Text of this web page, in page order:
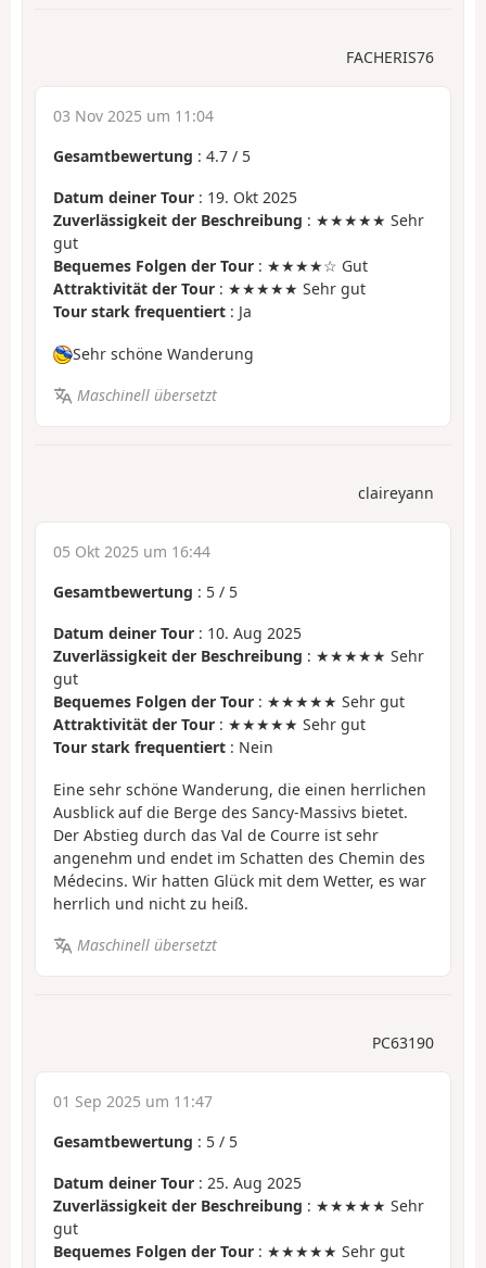
FACHERIS76
03 Nov 2025 um 11:04
Gesamtbewertung : 4.7 / 5
Datum deiner Tour : 19. Okt 2025
Zuverlässigkeit der Beschreibung : ★★★★★ Sehr
gut
Bequemes Folgen der Tour : ★★★★☆ Gut
Attraktivität der Tour : ★★★★★ Sehr gut
Tour stark frequentiert : Ja
Sehr schöne Wanderung
Maschinell übersetzt
claireyann
05 Okt 2025 um 16:44
Gesamtbewertung : 5 / 5
Datum deiner Tour : 10. Aug 2025
Zuverlässigkeit der Beschreibung : ★★★★★ Sehr
gut
Bequemes Folgen der Tour : ★★★★★ Sehr gut
Attraktivität der Tour : ★★★★★ Sehr gut
Tour stark frequentiert : Nein
Eine sehr schöne Wanderung, die einen herrlichen
Ausblick auf die Berge des Sancy-Massivs bietet.
Der Abstieg durch das Val de Courre ist sehr
angenehm und endet im Schatten des Chemin des
Médecins. Wir hatten Glück mit dem Wetter, es war
herrlich und nicht zu heiß.
Maschinell übersetzt
PC63190
01 Sep 2025 um 11:47
Gesamtbewertung : 5 / 5
Datum deiner Tour : 25. Aug 2025
Zuverlässigkeit der Beschreibung : ★★★★★ Sehr
gut
Bequemes Folgen der Tour : ★★★★★ Sehr gut